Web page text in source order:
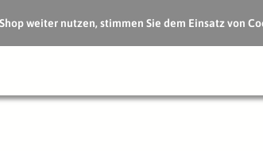
weiter nutzen, stimmen Sie dem Einsatz von